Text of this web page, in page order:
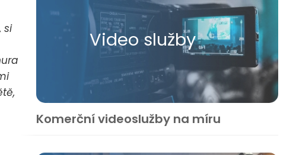
si
Video služby
Komerční videoslužby na míru